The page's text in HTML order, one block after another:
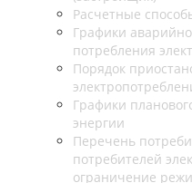
Расчетные
Графики
потребления
Порядок
Графики
энергии
Перечень
потребителей
ограничение